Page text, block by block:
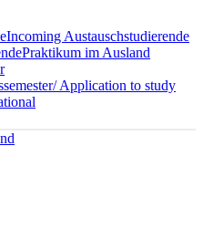
Incoming Austauschstudierende
Praktikum im Ausland
Application to study